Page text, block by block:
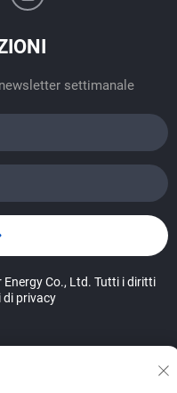
settimanale
Co., Ltd. Tutti i diritti
privacy